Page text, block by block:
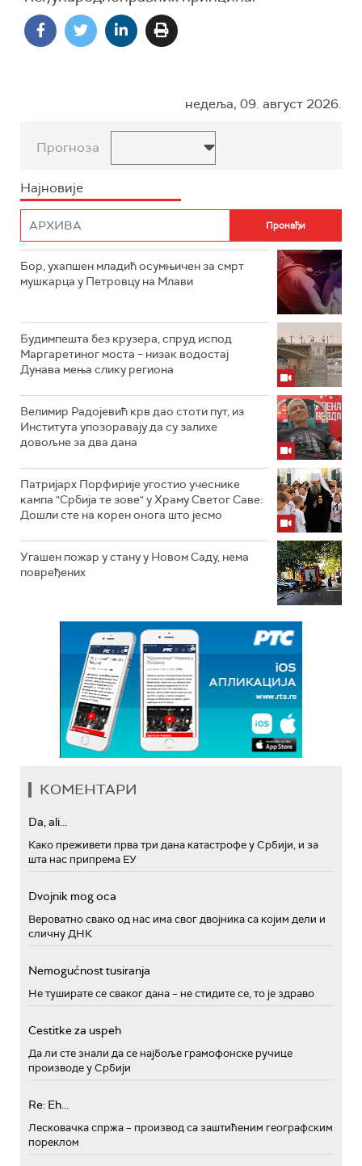
недеља, 09. август 2026.
Прогноза
Најновије
Бор, ухапшен младић осумњичен за смрт
мушкарца у Петровцу на Млави
Будимпешта без крузера, спруд испод
Маргаретиног моста – низак водостај
Дунава мења слику региона
Велимир Радојевић крв дао стоти пут, из
Института упозоравају да су залихе
довољне за два дана
Патријарх Порфирије угостио учеснике
кампа "Србија те зове" у Храму Светог Саве:
Дошли сте на корен онога што јесмо
Угашен пожар у стану у Новом Саду, нема
повређених
КОМЕНТАРИ
Da, ali...
Како преживети прва три дана катастрофе у Србији, и за
шта нас припрема ЕУ
Dvojnik mog oca
Вероватно свако од нас има свог двојника са којим дели и
сличну ДНК
Nemogućnost tusiranja
Не туширате се сваког дана – не стидите се, то је здраво
Cestitke za uspeh
Да ли сте знали да се најбоље грамофонске ручице
производе у Србији
Re: Eh...
Лесковачка спржа – производ са заштићеним географским
пореклом